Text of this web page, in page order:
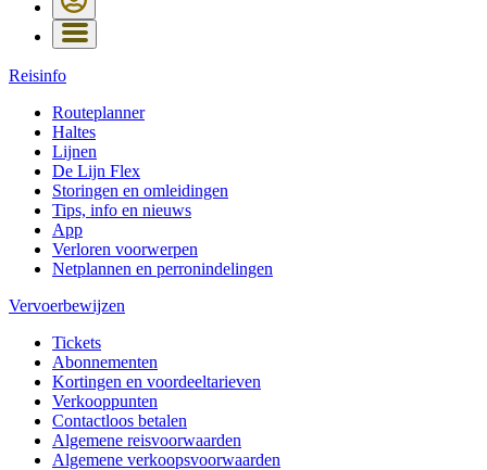
Reisinfo
Routeplanner
Haltes
Lijnen
De Lijn Flex
Storingen en omleidingen
Tips, info en nieuws
App
Verloren voorwerpen
Netplannen en perronindelingen
Vervoerbewijzen
Tickets
Abonnementen
Kortingen en voordeeltarieven
Verkooppunten
Contactloos betalen
Algemene reisvoorwaarden
Algemene verkoopsvoorwaarden